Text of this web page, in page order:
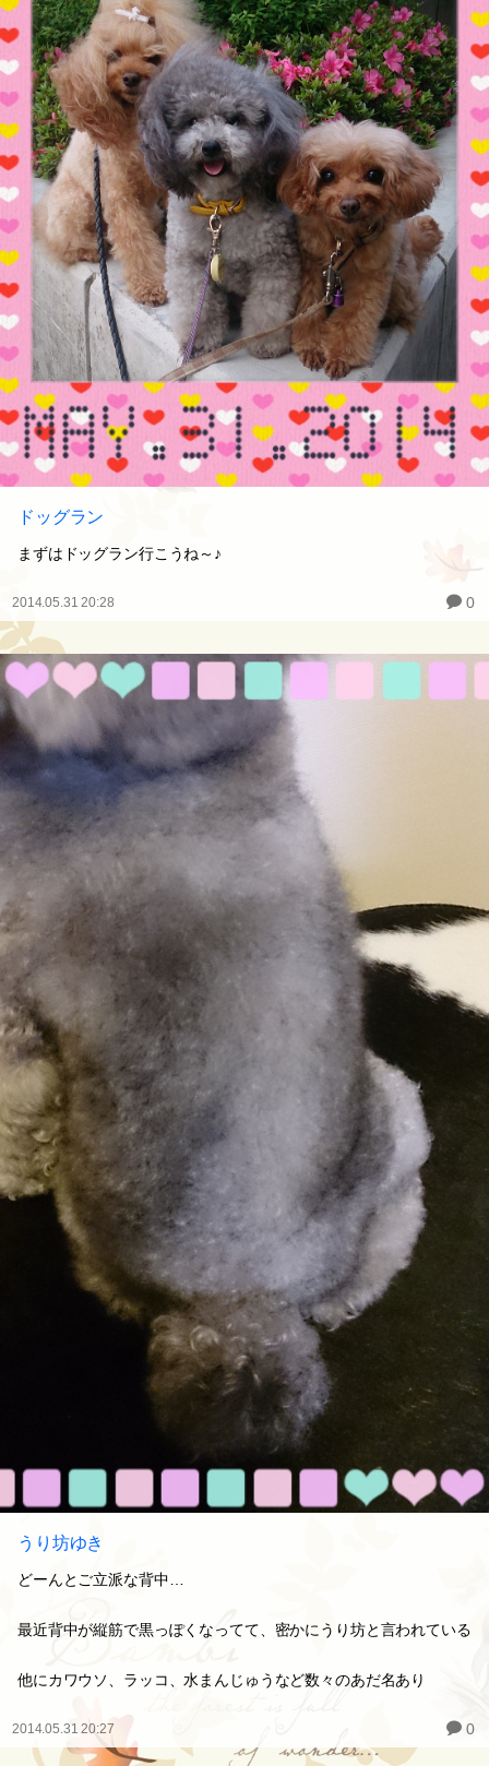
ドッグラン
まずはドッグラン行こうね～♪
2014.05.31 20:28 0
うり坊ゆき
どーんとご立派な背中…
最近背中が縦筋で黒っぽくなってて、密かにうり坊と言われている
他にカワウソ、ラッコ、水まんじゅうなど数々のあだ名あり
2014.05.31 20:27 0